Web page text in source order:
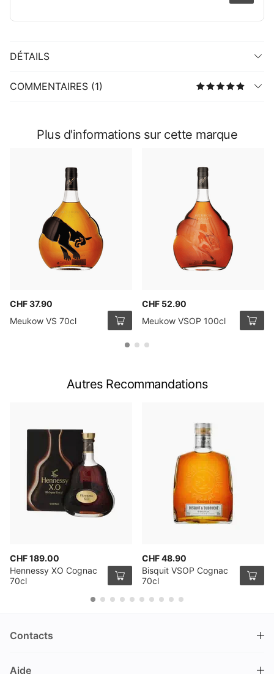
DÉTAILS
COMMENTAIRES (1)
Plus d'informations sur cette marque
CHF 37.90
Meukow VS 70cl
CHF 52.90
Meukow VSOP 100cl
Autres Recommandations
CHF 189.00
Hennessy XO Cognac
70cl
CHF 48.90
Bisquit VSOP Cognac
70cl
Contacts
Aide